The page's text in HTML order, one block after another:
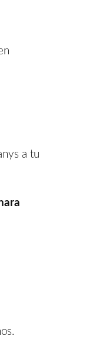
a tu